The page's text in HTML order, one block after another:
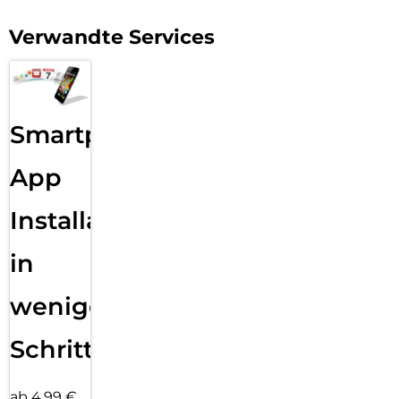
Verwandte Services
Smartphone
App
Installation
in
wenigen
Schritten